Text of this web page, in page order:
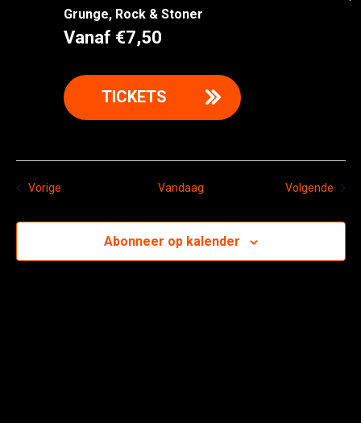
Grunge, Rock & Stoner
Vanaf €7,50
TICKETS
VorigeEvenementen Vandaag Volgende
Abonneer op kalender